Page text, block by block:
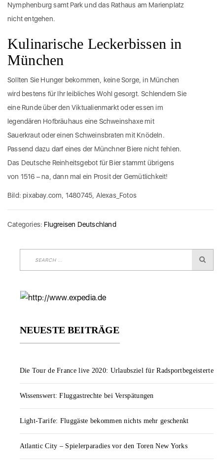
Nymphenburg samt Park und das Rathaus am Marienplatz
nicht entgehen.
Kulinarische Leckerbissen in
München
Sollten Sie Hunger bekommen, keine Sorge, in München
wird bestens für Ihr leibliches Wohl gesorgt. Schlendern Sie
eine Runde über den Viktualienmarkt oder essen im
legendären Hofbräuhaus eine Schweinshaxe mit
Sauerkraut oder einen Schweinsbraten mit Knödeln.
Passend dazu darf eines der Münchner Biere nicht fehlen.
Das Deutsche Reinheitsgebot für Bier stammt übrigens
von 1516 – na, dann mal ein Prosit der Gemütlichkeit!
Bild: pixabay.com, 1480745, Alexas_Fotos
Categories: Flugreisen Deutschland
NEUESTE BEITRÄGE
Die Tour de France live 2020: Urlaubsziel für Radsportbegeisterte
Wissenswert: Fluggastrechte bei Verspätungen
Light-Tarife: Fluggäste bekommen nichts mehr geschenkt
Atlantic City – Spielerparadies vor den Toren New Yorks